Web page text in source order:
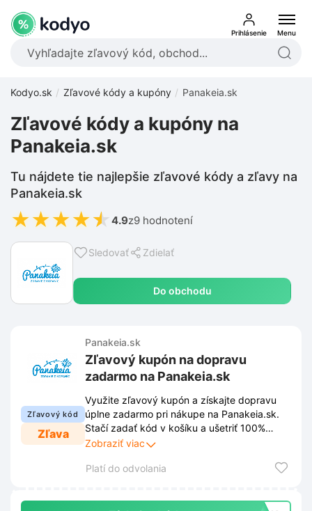
Prihlásenie Menu
Kodyo.sk Zľavové kódy a kupóny Panakeia.sk
Sledovať Zdielať
Do obchodu
Zľavové kódy a kupóny na
Panakeia.sk
Tu nájdete tie najlepšie zľavové kódy a zľavy na
Panakeia.sk
★★★★★ 4.9z9 hodnotení
Zľavový kód
Zľava
Panakeia.sk
Zľavový kupón na dopravu
zadarmo na Panakeia.sk
Využite zľavový kupón a získajte dopravu
úplne zadarmo pri nákupe na Panakeia.sk.
Stačí zadať kód v košíku a ušetriť 100%
nákladov na doručenie vašej objednávky.
Zobraziť viac
Platí do odvolania